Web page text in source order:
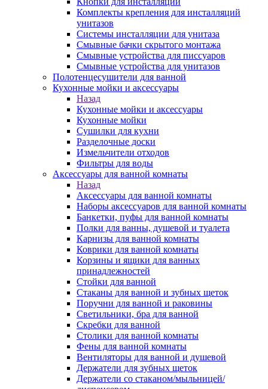
Комплекты крепления для инсталляций
унитазов
Системы инсталляции для унитаза
Смывные бачки скрытого монтажа
Смывные устройства для писсуаров
Смывные устройства для унитазов
Полотенцесушители для ванной
Кухонные мойки и аксессуары
Назад
Кухонные мойки и аксессуары
Кухонные мойки
Сушилки для кухни
Разделочные доски
Измельчители отходов
Фильтры для воды
Аксессуары для ванной комнаты
Назад
Аксессуары для ванной комнаты
Наборы аксессуаров для ванной комнаты
Банкетки, пуфы для ванной комнаты
Полки для ванны, душевой и туалета
Карнизы для ванной комнаты
Коврики для ванной комнаты
Корзины и ящики для ванных
принадлежностей
Стойки для ванной
Стаканы для ванной и зубных щеток
Поручни для ванной и раковины
Светильники, бра для ванной
Скребки для ванной
Столики для ванной комнаты
Фены для ванной комнаты
Вентиляторы для ванной и душевой
Держатели для зубных щеток
Держатели со стаканом/мыльницей/